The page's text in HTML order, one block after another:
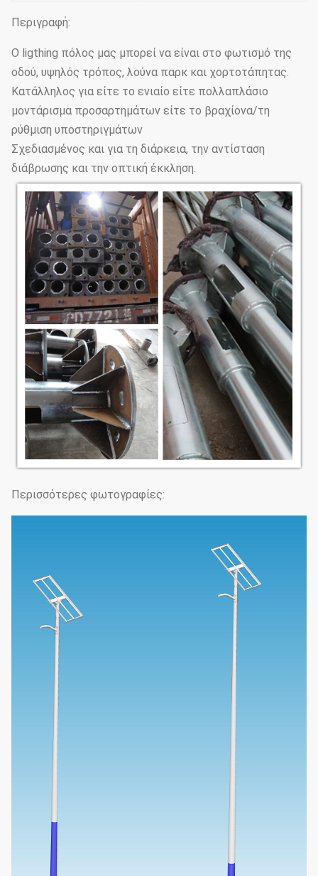
Περιγραφή:
Ο ligthing πόλος μας μπορεί να είναι στο φωτισμό της
οδού, υψηλός τρόπος, λούνα παρκ και χορτοτάπητας.
Κατάλληλος για είτε το ενιαίο είτε πολλαπλάσιο
μοντάρισμα προσαρτημάτων είτε το βραχίονα/τη
ρύθμιση υποστηριγμάτων
Σχεδιασμένος και για τη διάρκεια, την αντίσταση
διάβρωσης και την οπτική έκκληση.
Περισσότερες φωτογραφίες: